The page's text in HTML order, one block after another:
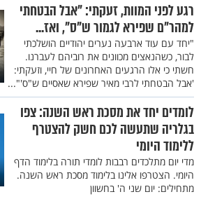
רגע לפני המוות, זעקתי: "אבל הבטחתי
למהר"ם שפירא לגמור ש"ס", ואז...
"יחד עם עוד ארבעה נערים יהודיים הושלכתי
לבור, כשהנאצים מכוונים את רוביהם לעברנו.
חשתי כי אלו הרגעים האחרונים של חיי, וזעקתי:
'אבל הבטחתי לרבי מאיר שפירא שאסיים ש"ס'"...
לומדים יחד את מסכת ראש השנה: צפו
בגלריה שתעשה לכם חשק להצטרף
ללימוד היומי
מדי יום מתלכדים רבבות לומדי תורה בלימוד הדף
היומי. הצטרפו אלינו בלימוד מסכת ראש השנה.
מתחילים: יום שני ה' בחשוון